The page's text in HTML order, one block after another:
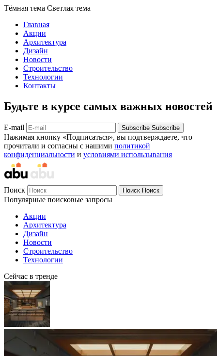
Тёмная тема Светлая тема
Главная
Акции
Архитектура
Дизайн
Новости
Строительство
Технологии
Контакты
Будьте в курсе самых важных новостей
E-mail Subscribe Subscribe
Нажимая кнопку «Подписаться», вы подтверждаете, что
прочитали и согласны с нашими политикой
конфиденциальности и условиями использывания
Поиск Поиск Поиск
Популярные поисковые запросы
Акции
Архитектура
Дизайн
Новости
Строительство
Технологии
Сейчас в тренде